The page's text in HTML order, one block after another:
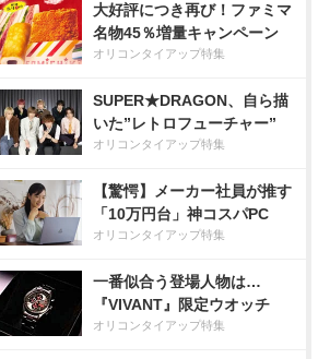
大好評につき再び！ファミマ
名物45％増量キャンペーン
オリコンタイアップ特集
SUPER★DRAGON、自ら描
いた”レトロフューチャー”
オリコンタイアップ特集
【驚愕】メーカー社員が推す
「10万円台」神コスパPC
オリコンタイアップ特集
一番似合う登場人物は…
『VIVANT』限定ウオッチ
オリコンタイアップ特集